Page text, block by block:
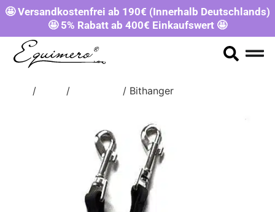
🤩 Versandkostenfrei ab 190€ (Innerhalb Deutschlands)
🤩 5% Rabatt ab 400€ Einkaufswert 🤩
/ / / Bithanger